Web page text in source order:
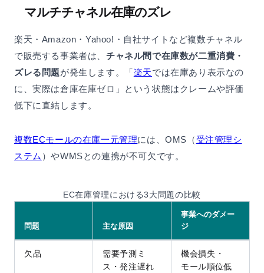
マルチチャネル在庫のズレ
楽天・Amazon・Yahoo!・自社サイトなど複数チャネル
で販売する事業者は、 チャネル間で在庫数が二重消費・
ズレる問題が発生します。「楽天では在庫あり表示なの
に、実際は倉庫在庫ゼロ」という状態はクレームや評価
低下に直結します。
複数ECモールの在庫一元管理には、OMS（ 受注管理シ
ステム ）やWMSとの連携が不可欠です。
EC在庫管理における3大問題の比較
問題 主な原因
事業へのダメー
ジ
欠品
需要予測ミ
ス・発注遅れ
機会損失・
モール順位低